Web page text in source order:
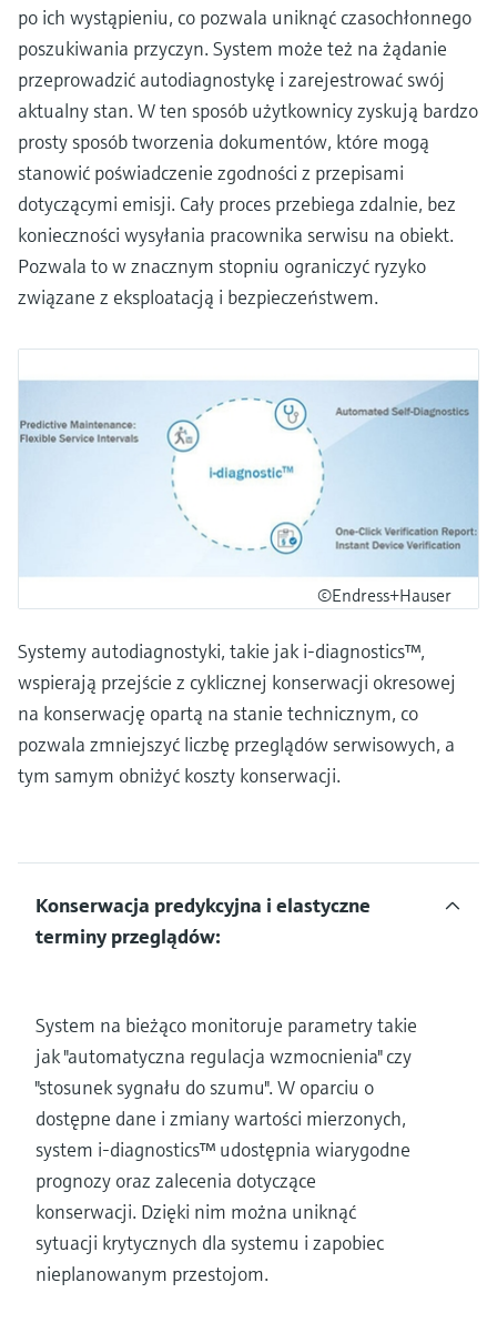
po ich wystąpieniu, co pozwala uniknąć czasochłonnego
poszukiwania przyczyn. System może też na żądanie
przeprowadzić autodiagnostykę i zarejestrować swój
aktualny stan. W ten sposób użytkownicy zyskują bardzo
prosty sposób tworzenia dokumentów, które mogą
stanowić poświadczenie zgodności z przepisami
dotyczącymi emisji. Cały proces przebiega zdalnie, bez
konieczności wysyłania pracownika serwisu na obiekt.
Pozwala to w znacznym stopniu ograniczyć ryzyko
związane z eksploatacją i bezpieczeństwem.
©Endress+Hauser
Systemy autodiagnostyki, takie jak i-diagnostics™,
wspierają przejście z cyklicznej konserwacji okresowej
na konserwację opartą na stanie technicznym, co
pozwala zmniejszyć liczbę przeglądów serwisowych, a
tym samym obniżyć koszty konserwacji.
Konserwacja predykcyjna i elastyczne
terminy przeglądów:
System na bieżąco monitoruje parametry takie
jak "automatyczna regulacja wzmocnienia" czy
"stosunek sygnału do szumu". W oparciu o
dostępne dane i zmiany wartości mierzonych,
system i-diagnostics™ udostępnia wiarygodne
prognozy oraz zalecenia dotyczące
konserwacji. Dzięki nim można uniknąć
sytuacji krytycznych dla systemu i zapobiec
nieplanowanym przestojom.